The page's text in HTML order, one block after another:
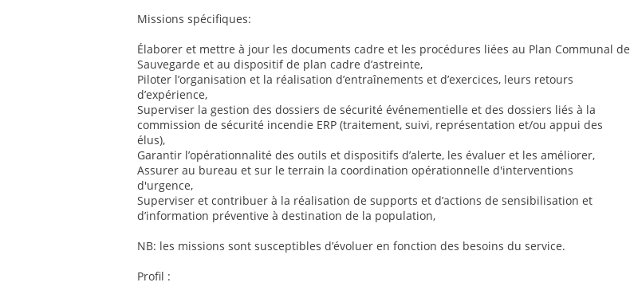
Missions spécifiques:
Élaborer et mettre à jour les documents cadre et les procédures liées au Plan Communal de
Sauvegarde et au dispositif de plan cadre d’astreinte,
Piloter l’organisation et la réalisation d’entraînements et d’exercices, leurs retours
d’expérience,
Superviser la gestion des dossiers de sécurité événementielle et des dossiers liés à la
commission de sécurité incendie ERP (traitement, suivi, représentation et/ou appui des
élus),
Garantir l’opérationnalité des outils et dispositifs d’alerte, les évaluer et les améliorer,
Assurer au bureau et sur le terrain la coordination opérationnelle d'interventions
d'urgence,
Superviser et contribuer à la réalisation de supports et d’actions de sensibilisation et
d’information préventive à destination de la population,
NB: les missions sont susceptibles d’évoluer en fonction des besoins du service.
Profil :